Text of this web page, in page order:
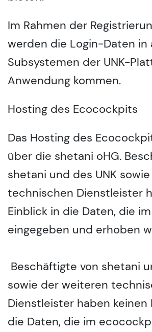
Im Rahmen der
werden die Login-Daten in
Subsystemen der UNK-
Anwendung kommen.
Hosting des Ecocockpits
Das Hosting des
über die shetani oHG.
shetani und des UNK
technischen Dienstleister
Einblick in die Daten, die
eingegeben und erhoben
Beschäftigte von shetani
sowie der weiteren
Dienstleister haben keinen
die Daten, die im